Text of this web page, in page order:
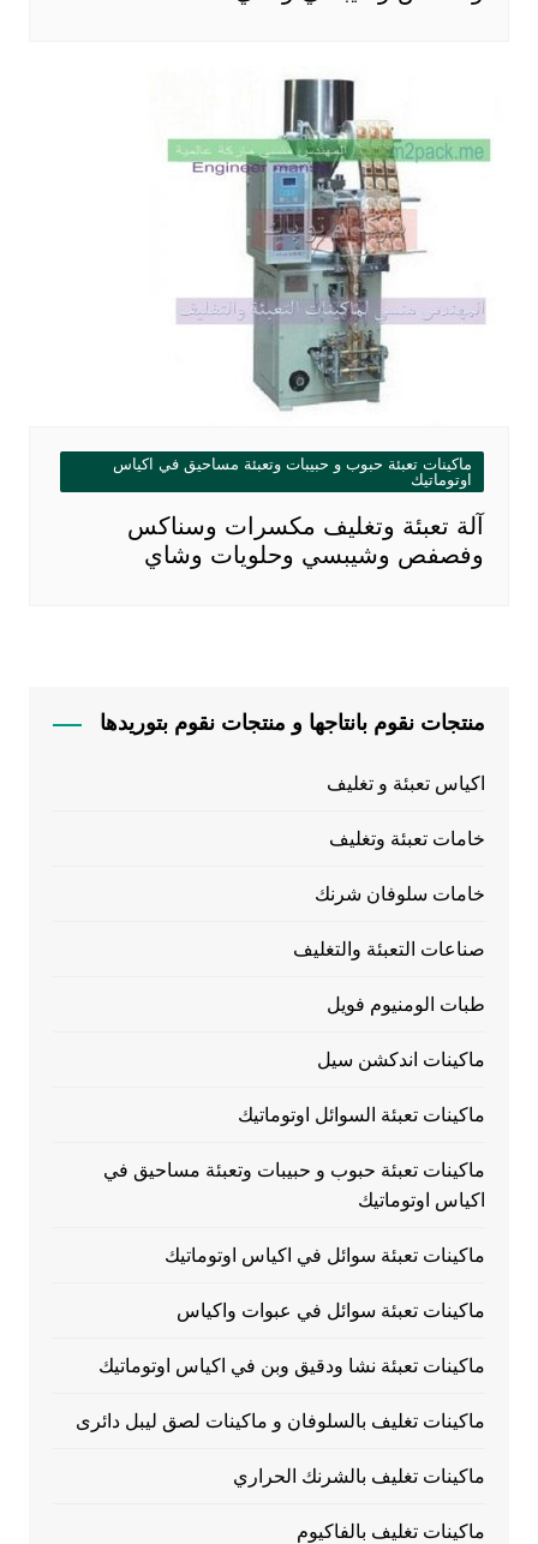
ماكينات تعبئة حبوب و حبيبات وتعبئة مساحيق في اكياس
اوتوماتيك
آلة تعبئة وتغليف مكسرات وسناكس
وفصفص وشيبسي وحلويات وشاي
منتجات نقوم بانتاجها و منتجات نقوم بتوريدها
اكياس تعبئة و تغليف
خامات تعبئة وتغليف
خامات سلوفان شرنك
صناعات التعبئة والتغليف
طبات الومنيوم فويل
ماكينات اندكشن سيل
ماكينات تعبئة السوائل اوتوماتيك
ماكينات تعبئة حبوب و حبيبات وتعبئة مساحيق في
اكياس اوتوماتيك
ماكينات تعبئة سوائل في اكياس اوتوماتيك
ماكينات تعبئة سوائل في عبوات واكياس
ماكينات تعبئة نشا ودقيق وبن في اكياس اوتوماتيك
ماكينات تغليف بالسلوفان و ماكينات لصق ليبل دائرى
ماكينات تغليف بالشرنك الحراري
ماكينات تغليف بالفاكيوم